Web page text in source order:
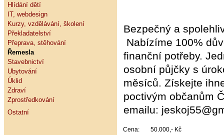
Hlídání dětí
IT, webdesign
Kurzy, vzdělávání, školení
Překladatelství
Přeprava, stěhování
Řemesla
Stavebnictví
Ubytování
Úklid
Zdraví
Zprostředkování
Ostatní
Bezpečný a
Nabízíme 100%
finanční potřeby.
osobní půjčky s
měsíců. Získejte
poctivým občanům
emailu:
Cena: 50.000,- Kč